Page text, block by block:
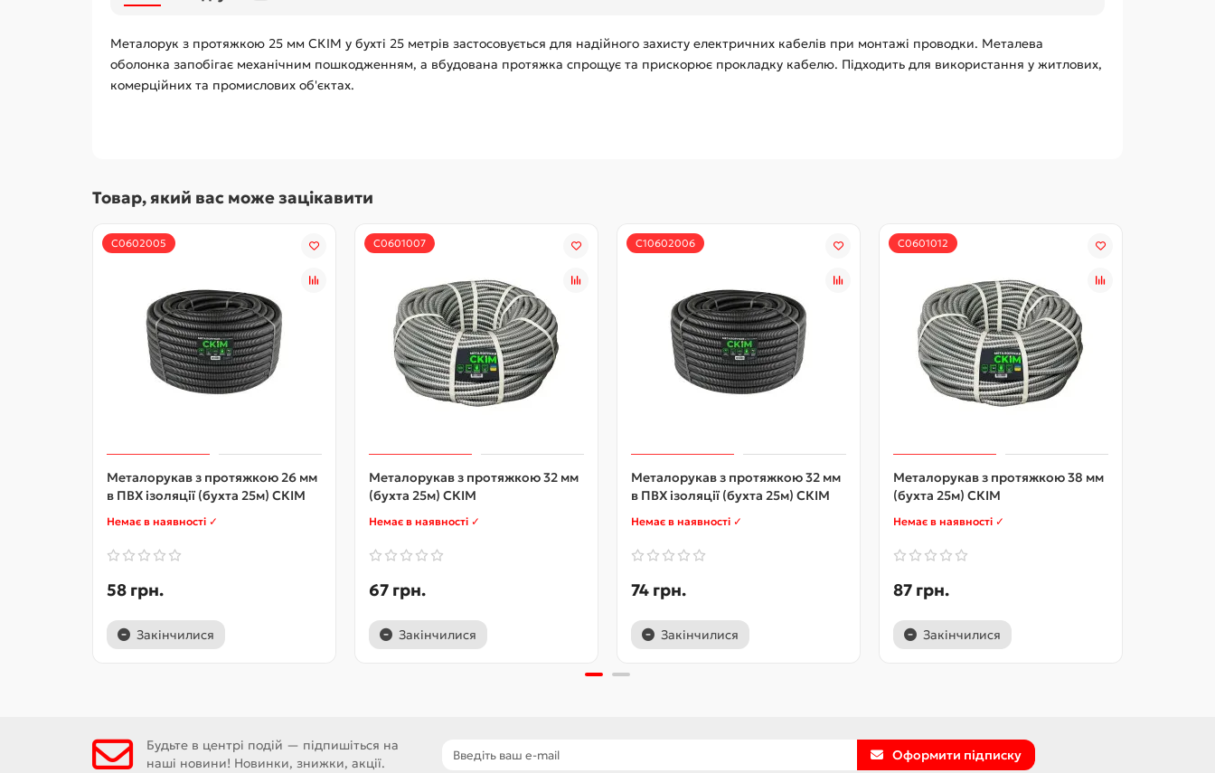
Металорук з протяжкою 25 мм СКІМ у бухті 25 метрів застосовується для надійного захисту електричних кабелів при монтажі проводки. Металева
оболонка запобігає механічним пошкодженням, а вбудована протяжка спрощує та прискорює прокладку кабелю. Підходить для використання у житлових,
комерційних та промислових об'єктах.
Товар, який вас може зацікавити
С0602005
Металорукав з протяжкою 26 мм
в ПВХ ізоляції (бухта 25м) CКІМ
Немає в наявності ✓
58 грн.
Закінчилися
С0601007
Металорукав з протяжкою 32 мм
(бухта 25м) CКІМ
Немає в наявності ✓
67 грн.
Закінчилися
С10602006
Металорукав з протяжкою 32 мм
в ПВХ ізоляції (бухта 25м) CКІМ
Немає в наявності ✓
74 грн.
Закінчилися
С0601012
Металорукав з протяжкою 38 мм
(бухта 25м) CКІМ
Немає в наявності ✓
87 грн.
Закінчилися
Будьте в центрі подій — підпишіться на
наші новини! Новинки, знижки, акції.
Оформити підписку